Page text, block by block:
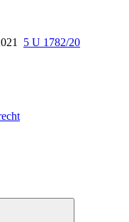
5 U 1782/20